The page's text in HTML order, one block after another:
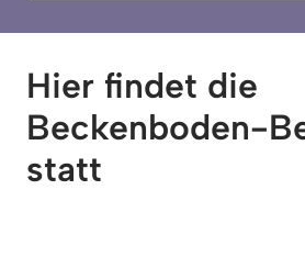
Hier findet die
Beckenboden-
statt